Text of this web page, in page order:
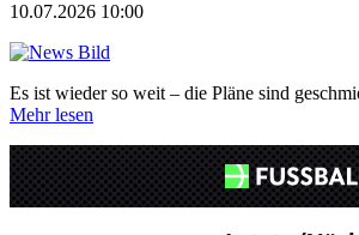
10.07.2026 10:00
Es ist wieder so weit – die Pläne sind
Mehr lesen